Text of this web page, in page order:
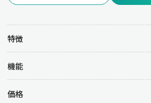
特徴
機能
価格